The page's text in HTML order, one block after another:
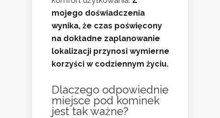
mojego doświadczenia
wynika, że czas poświęcony
na dokładne zaplanowanie
lokalizacji przynosi wymierne
korzyści w codziennym życiu.
Dlaczego odpowiednie
miejsce pod kominek
jest tak ważne?